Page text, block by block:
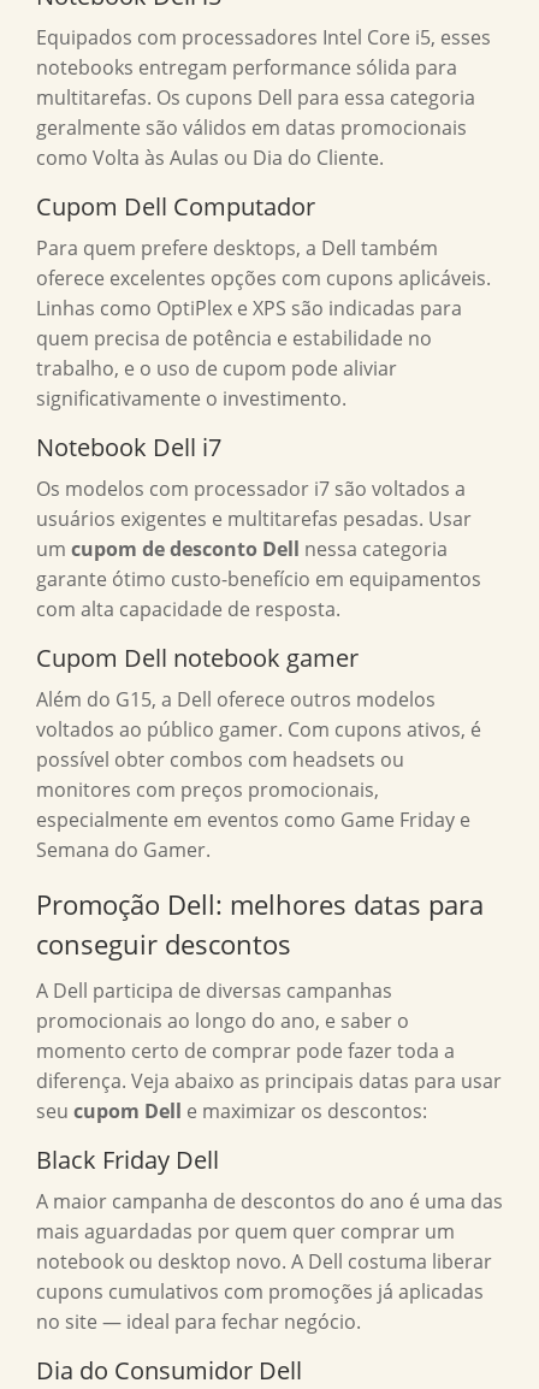
Equipados com processadores Intel Core i5, esses
notebooks entregam performance sólida para
multitarefas. Os cupons Dell para essa categoria
geralmente são válidos em datas promocionais
como Volta às Aulas ou Dia do Cliente.
Cupom Dell Computador
Para quem prefere desktops, a Dell também
oferece excelentes opções com cupons aplicáveis.
Linhas como OptiPlex e XPS são indicadas para
quem precisa de potência e estabilidade no
trabalho, e o uso de cupom pode aliviar
significativamente o investimento.
Notebook Dell i7
Os modelos com processador i7 são voltados a
usuários exigentes e multitarefas pesadas. Usar
um cupom de desconto Dell nessa categoria
garante ótimo custo-benefício em equipamentos
com alta capacidade de resposta.
Cupom Dell notebook gamer
Além do G15, a Dell oferece outros modelos
voltados ao público gamer. Com cupons ativos, é
possível obter combos com headsets ou
monitores com preços promocionais,
especialmente em eventos como Game Friday e
Semana do Gamer.
Promoção Dell: melhores datas para
conseguir descontos
A Dell participa de diversas campanhas
promocionais ao longo do ano, e saber o
momento certo de comprar pode fazer toda a
diferença. Veja abaixo as principais datas para usar
seu cupom Dell e maximizar os descontos:
Black Friday Dell
A maior campanha de descontos do ano é uma das
mais aguardadas por quem quer comprar um
notebook ou desktop novo. A Dell costuma liberar
cupons cumulativos com promoções já aplicadas
no site — ideal para fechar negócio.
Dia do Consumidor Dell